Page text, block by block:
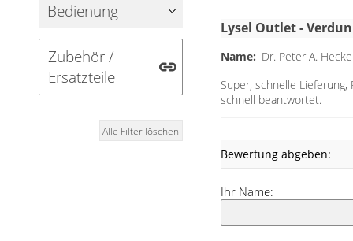
Bedienung
Zubehör /
Ersatzteile
Alle Filter löschen
kann! Das
angepasst
handwerkliches
Schere. Mit
Sie das Rollo
Schrauben. Das
Rollos enthalten.
sich in so
Lysel Outlet -
Name: Dr. Peter A.
Super, schnelle
schnell beantwortet.
Bewertung abgeben:
Ihr Name: